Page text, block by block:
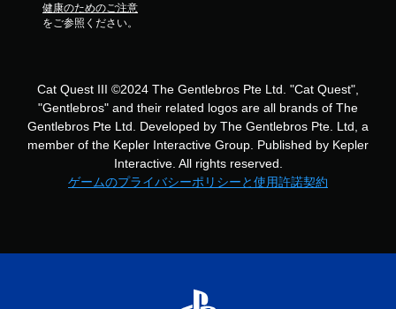
健康のためのご注意
をご参照ください。
Cat Quest III ©2024 The Gentlebros Pte Ltd. "Cat Quest",
"Gentlebros" and their related logos are all brands of The
Gentlebros Pte Ltd. Developed by The Gentlebros Pte. Ltd, a
member of the Kepler Interactive Group. Published by Kepler
Interactive. All rights reserved.
ゲームのプライバシーポリシーと使用許諾契約